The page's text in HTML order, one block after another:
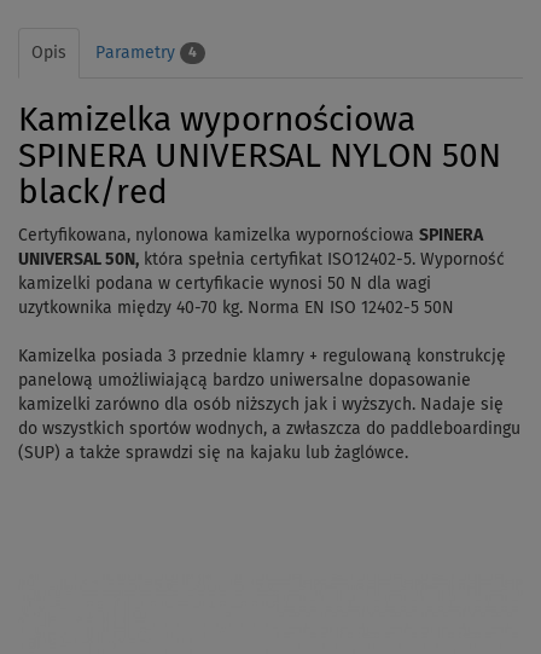
Opis Parametry 4
Kamizelka wypornościowa
SPINERA UNIVERSAL NYLON 50N
black/red
Certyfikowana, nylonowa kamizelka wypornościowa SPINERA
UNIVERSAL 50N, która spełnia certyfikat ISO12402-5. Wyporność
kamizelki podana w certyfikacie wynosi 50 N dla wagi
uzytkownika między 40-70 kg. Norma EN ISO 12402-5 50N
Kamizelka posiada 3 przednie klamry + regulowaną konstrukcję
panelową umożliwiającą bardzo uniwersalne dopasowanie
kamizelki zarówno dla osób niższych jak i wyższych. Nadaje się
do wszystkich sportów wodnych, a zwłaszcza do paddleboardingu
(SUP) a także sprawdzi się na kajaku lub żaglówce.